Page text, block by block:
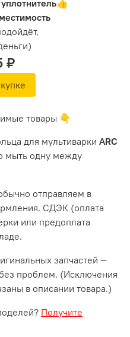
₽
товары 👇
для мультиварки ARC
мыть одну между
отправляем в
СДЭК (оплата
или предоплата
запчастей —
проблем. (Исключения
в описании товара.)
Получите